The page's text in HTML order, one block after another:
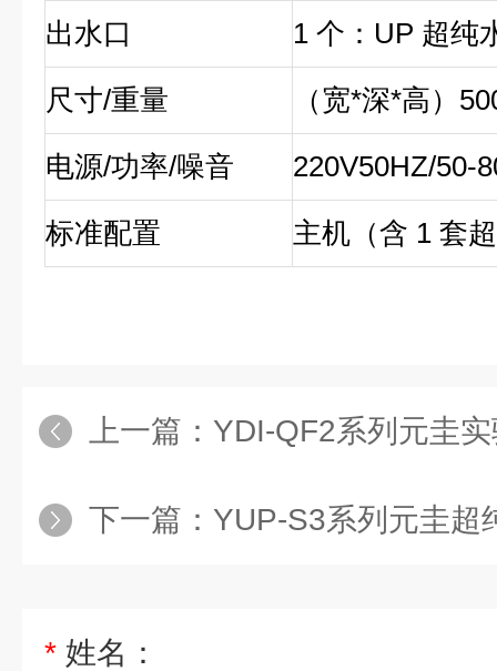
出水口
1 个：UP 超纯
尺寸/重量
（宽*深*高）
电源/功率/噪音
220V50HZ/50-
标准配置
主机（含 1 套
上一篇： YDI-QF2系列元圭
下一篇： YUP-S3系列元圭超
* 姓名：